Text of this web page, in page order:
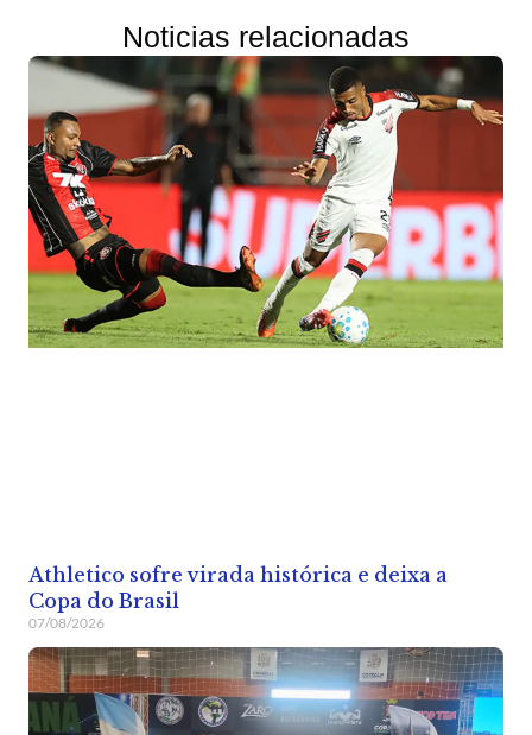
Noticias relacionadas
Athletico sofre virada histórica e deixa a
Copa do Brasil
07/08/2026